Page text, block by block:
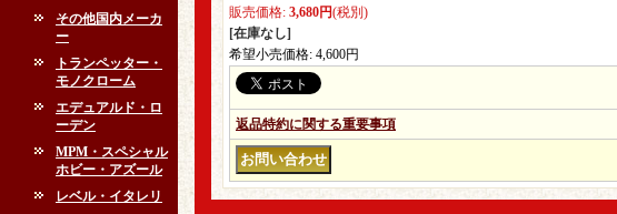
その他国内メーカ
ー
トランペッター・
モノクローム
エデュアルド・ロ
ーデン
MPM・スペシャル
ホビー・アズール
レベル・イタレリ
販売価格: 3,680円(税別)
[在庫なし]
希望小売価格: 4,600円
返品特約に関する重要事項